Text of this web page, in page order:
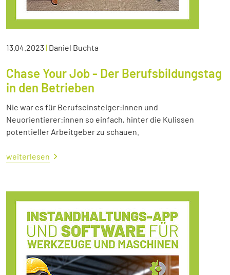
13.04.2023| Daniel Buchta
Chase Your Job - Der Berufsbildungstag
in den Betrieben
Nie war es für Berufseinsteiger:innen und
Neuorientierer:innen so einfach, hinter die Kulissen
potentieller Arbeitgeber zu schauen.
weiterlesen